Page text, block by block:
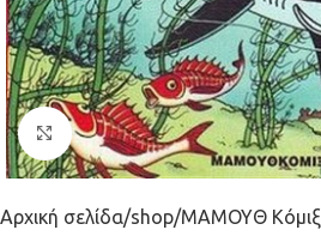
Κλικ για μεγέθυνση
Αρχική σελίδα shop ΜΑΜΟΥΘ Κόμιξ